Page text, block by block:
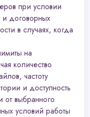
при условии
договорных
в случаях, когда
на
количество
частоту
и доступность
от выбранного
условий работы